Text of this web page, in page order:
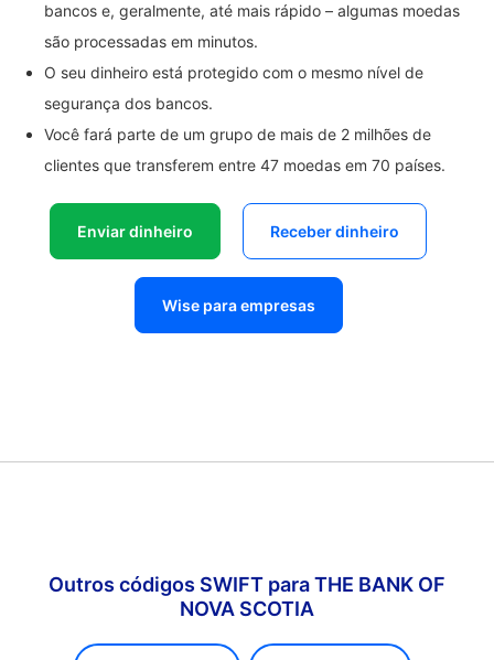
bancos e, geralmente, até mais rápido – algumas moedas
são processadas em minutos.
O seu dinheiro está protegido com o mesmo nível de
segurança dos bancos.
Você fará parte de um grupo de mais de 2 milhões de
clientes que transferem entre 47 moedas em 70 países.
Enviar dinheiro Receber dinheiro
Wise para empresas
Outros códigos SWIFT para THE BANK OF
NOVA SCOTIA